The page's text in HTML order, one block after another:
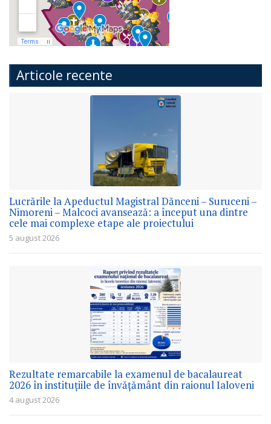
Articole recente
Lucrările la Apeductul Magistral Dănceni – Suruceni –
Nimoreni – Malcoci avansează: a început una dintre
cele mai complexe etape ale proiectului
5 august 2026
Rezultate remarcabile la examenul de bacalaureat
2026 în instituțiile de învățământ din raionul Ialoveni
4 august 2026